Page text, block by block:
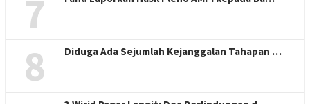
7
8 Diduga Ada Sejumlah Kejanggalan Tahapan …